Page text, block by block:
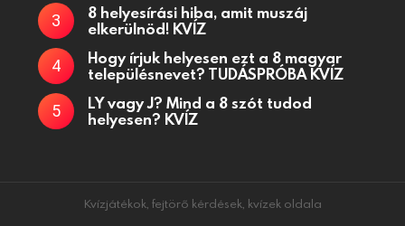
8 helyesírási hiba, amit muszáj
elkerülnöd! KVÍZ
Hogy írjuk helyesen ezt a 8 magyar
településnevet? TUDÁSPRÓBA KVÍZ
LY vagy J? Mind a 8 szót tudod
helyesen? KVÍZ
Kvízjátékok, fejtörő kérdések, kvízek oldala